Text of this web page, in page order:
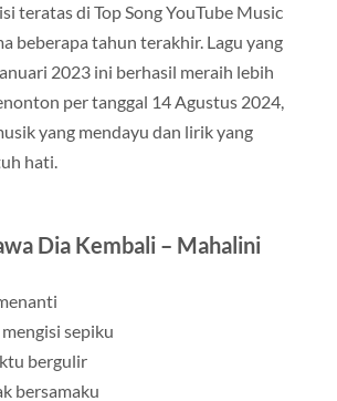
teratas di Top Song YouTube Music
beberapa tahun terakhir. Lagu yang
2023 ini berhasil meraih lebih
per tanggal 14 Agustus 2024,
yang mendayu dan lirik yang
hati.
Dia Kembali – Mahalini
sepiku
bergulir
bersamaku